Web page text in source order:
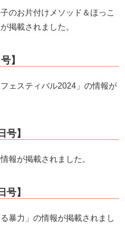
のお片付けメソッド＆ほっこ
掲載されました。
】
ェスティバル2024」の情報が
号】
報が掲載されました。
号】
暴力」の情報が掲載されまし